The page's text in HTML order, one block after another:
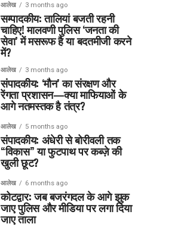
आलेख 3 months ago
सम्पादकीय: तालियां बजती रहनी
चाहिए! मालवणी पुलिस ‘जनता की
सेवा’ में मसरूफ है या बदतमीजी करने
में?
आलेख 3 months ago
संपादकीय: ‘मौन’ का संरक्षण और
रेंगता प्रशासन—क्या माफियाओं के
आगे नतमस्तक है तंत्र?
आलेख 5 months ago
संपादकीय: अंधेरी से बोरीवली तक
“विकास” या फुटपाथ पर कब्ज़े की
खुली छूट?
आलेख 6 months ago
कोटद्वार: जब बजरंगदल के आगे झुक
जाए पुलिस और मीडिया पर लगा दिया
जाए ताला